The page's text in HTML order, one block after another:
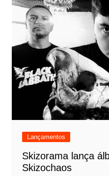
Lançamentos
Skizorama lança
Skizochaos